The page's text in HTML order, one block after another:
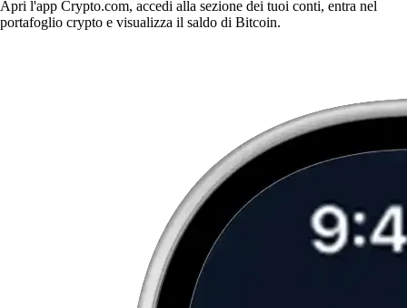
Apri l'app Crypto.com, accedi alla sezione dei tuoi conti, entra nel
portafoglio crypto e visualizza il saldo di Bitcoin.